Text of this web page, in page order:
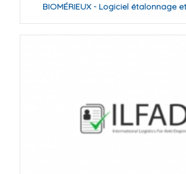
BIOMÉRIEUX - Logiciel étalonnage